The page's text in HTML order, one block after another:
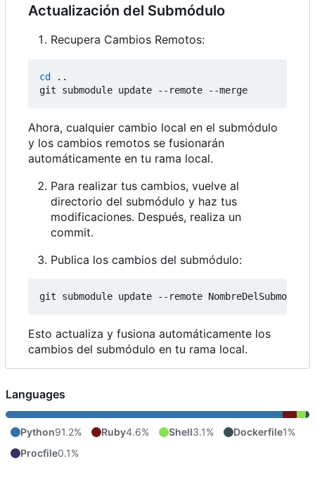
Actualización del Submódulo
Recupera Cambios Remotos:
cd ..
Ahora, cualquier cambio local en el submódulo
y los cambios remotos se fusionarán
automáticamente en tu rama local.
Para realizar tus cambios, vuelve al
directorio del submódulo y haz tus
modificaciones. Después, realiza un
commit.
Publica los cambios del submódulo:
Esto actualiza y fusiona automáticamente los
cambios del submódulo en tu rama local.
Languages
Python91.2% Ruby4.6% Shell3.1% Dockerfile1%
Procfile0.1%